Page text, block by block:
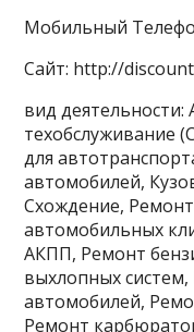
Мобильный
Сайт: http://
вид
техобслуживание
для
автомобилей,
Схождение,
автомобильных
АКПП, Ремонт
выхлопных
автомобилей,
Ремонт